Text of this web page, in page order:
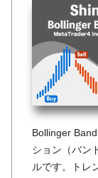
Bollinger
ション（バン
ルです。トレ